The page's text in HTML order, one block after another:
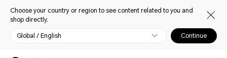
Choose your country or region to see content related to you and
shop directly.
Global / English Continue